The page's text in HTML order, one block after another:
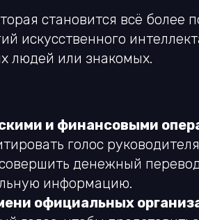
становится всё более
искусственного
людей или знакомых.
и финансовыми
голос
денежный
информацию.
официальных